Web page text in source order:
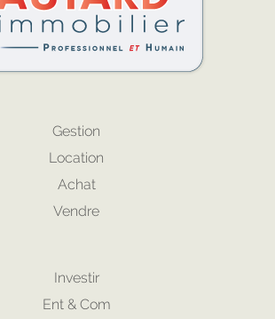
Gestion
Location
Achat
Vendre
Investir
Ent & Com